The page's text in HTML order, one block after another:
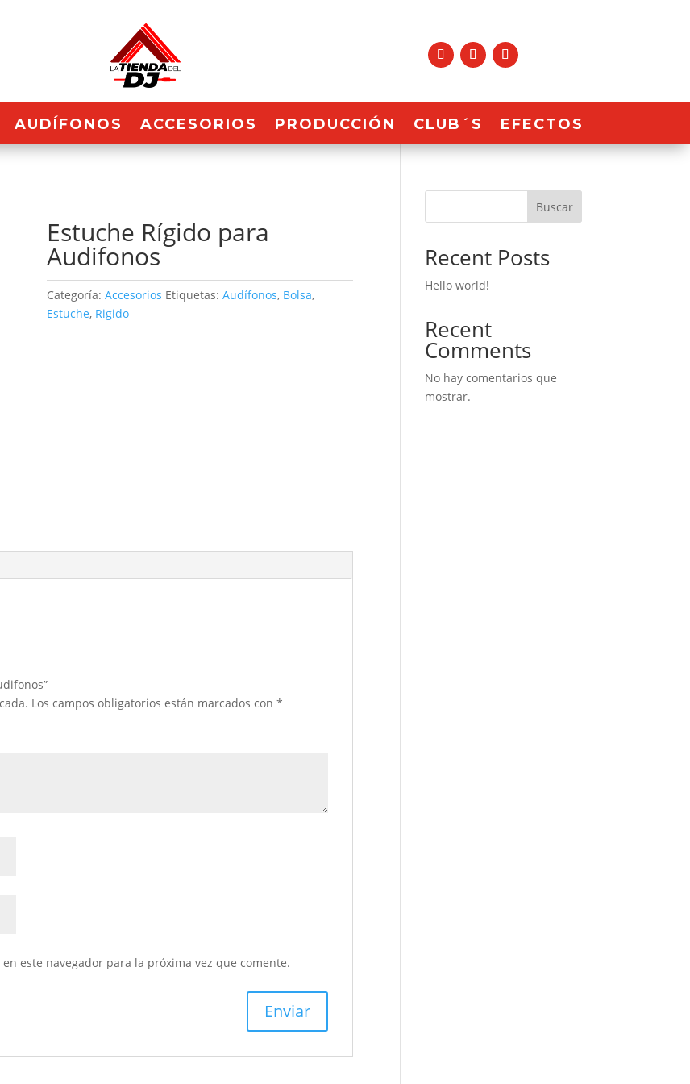
AUDÍFONOS ACCESORIOS PRODUCCIÓN CLUB´S EFECTOS
Estuche Rígido para
Audifonos
Categoría:Accesorios Etiquetas:Audífonos, Bolsa,
Estuche, Rigido
Los campos obligatorios están marcados con*
este navegador para la próxima vez que comente.
Buscar
Recent Posts
Hello world!
Recent
Comments
No hay comentarios que
mostrar.